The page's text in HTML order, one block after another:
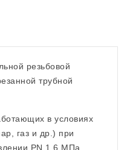
резьбовой
трубной
в условиях
газ и др.) при
PN 1,6 МПа.